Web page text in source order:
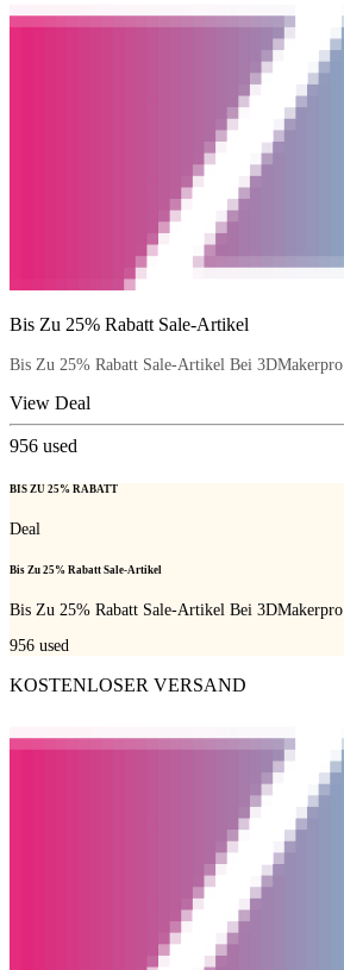
Bis Zu 25% Rabatt Sale-Artikel
Bis Zu 25% Rabatt Sale-Artikel Bei 3DMakerpro
View Deal
956 used
BIS ZU 25% RABATT
Deal
Bis Zu 25% Rabatt Sale-Artikel
Bis Zu 25% Rabatt Sale-Artikel Bei 3DMakerpro
956 used
KOSTENLOSER VERSAND